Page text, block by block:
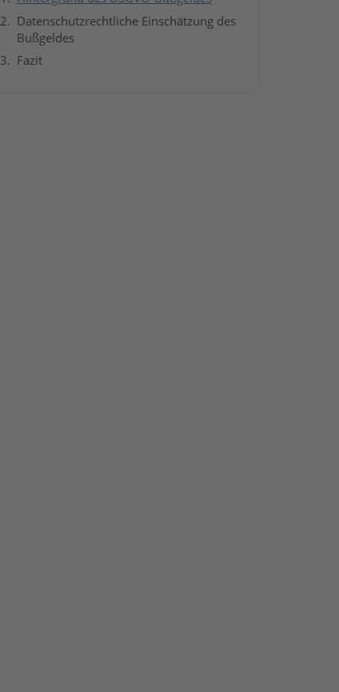
Datenschutzrechtliche Einschätzung des
Bußgeldes
Fazit